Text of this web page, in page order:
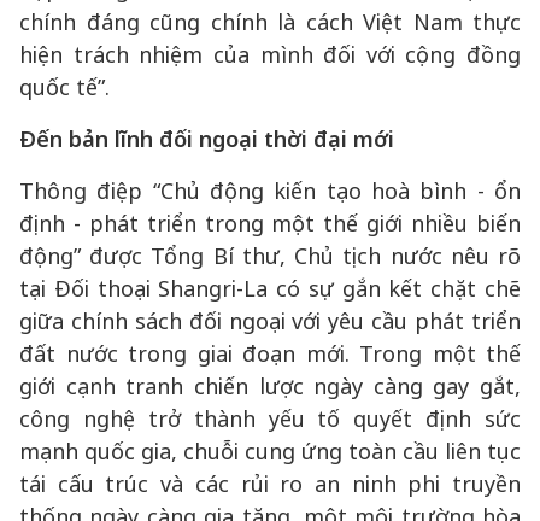
chính đáng cũng chính là cách Việt Nam thực
hiện trách nhiệm của mình đối với cộng đồng
quốc tế”.
Đến bản lĩnh đối ngoại thời đại mới
Thông điệp “Chủ động kiến tạo hoà bình - ổn
định - phát triển trong một thế giới nhiều biến
động” được Tổng Bí thư, Chủ tịch nước nêu rõ
tại Đối thoại Shangri-La có sự gắn kết chặt chẽ
giữa chính sách đối ngoại với yêu cầu phát triển
đất nước trong giai đoạn mới. Trong một thế
giới cạnh tranh chiến lược ngày càng gay gắt,
công nghệ trở thành yếu tố quyết định sức
mạnh quốc gia, chuỗi cung ứng toàn cầu liên tục
tái cấu trúc và các rủi ro an ninh phi truyền